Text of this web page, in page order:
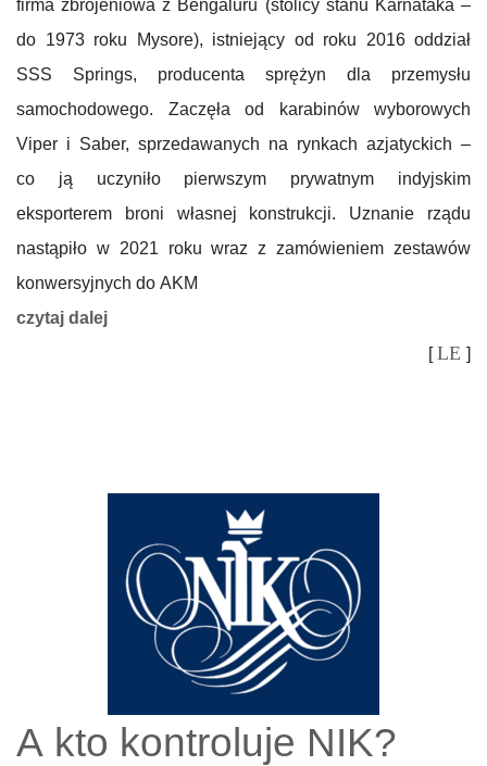
firma zbrojeniowa z Bengaluru (stolicy stanu Karnataka –
do 1973 roku Mysore), istniejący od roku 2016 oddział
SSS Springs, producenta sprężyn dla przemysłu
samochodowego. Zaczęła od karabinów wyborowych
Viper i Saber, sprzedawanych na rynkach azjatyckich –
co ją uczyniło pierwszym prywatnym indyjskim
eksporterem broni własnej konstrukcji. Uznanie rządu
nastąpiło w 2021 roku wraz z zamówieniem zestawów
konwersyjnych do AKM
czytaj dalej
[LE ]
A kto kontroluje NIK?